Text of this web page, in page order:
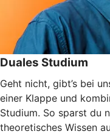
Duales Studium
Geht nicht, gibt’s bei
einer Klappe und
Studium. So sparst du
theoretisches Wissen